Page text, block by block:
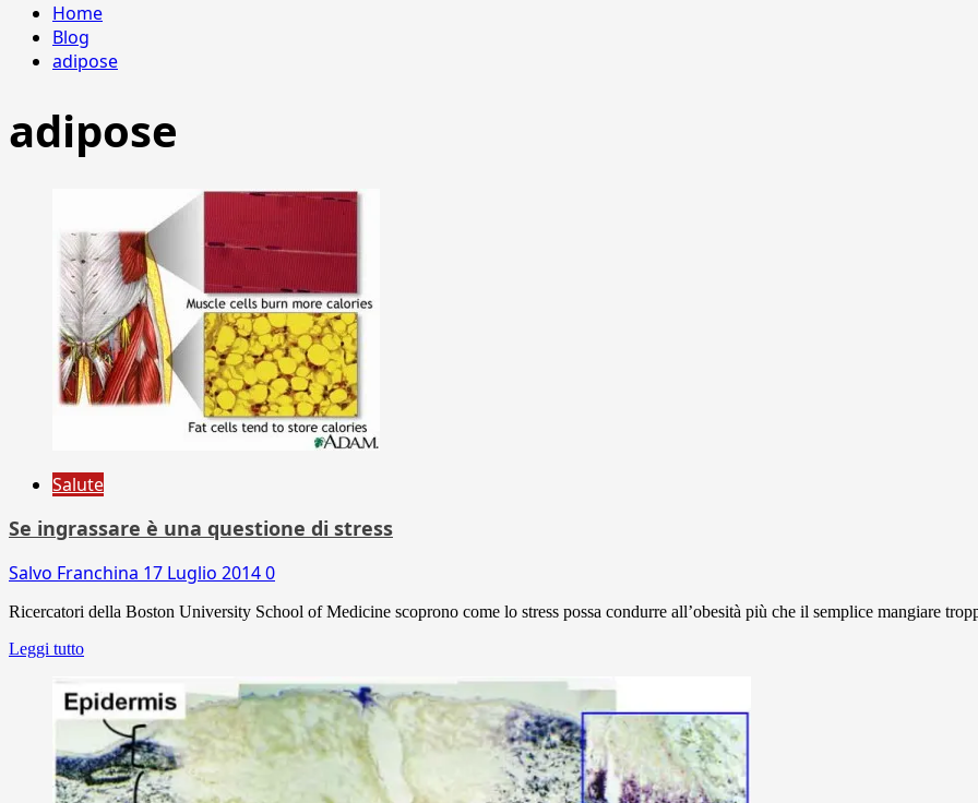
Home
Blog
adipose
adipose
Salute
Se ingrassare è una questione di stress
Salvo Franchina 17 Luglio 20140
Ricercatori della Boston University School of Medicine scoprono come lo stress possa condurre all’obesità più che il semplice mangiare
Leggi tutto